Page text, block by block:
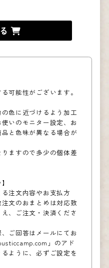
可能性がございます。
色に近づけるよう加工
いのモニター設定、お
と色味が異なる場合が
ますので多少の個体差
注文内容やお支払方
文のおまとめは対応致
、ご注文・決済くださ
ご回答はメールにてお
」のアド
ように、必ずご設定を